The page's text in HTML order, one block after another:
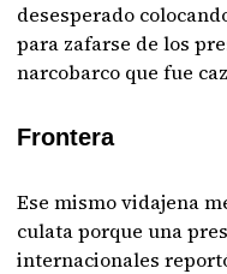
desesperado
para zafarse de los
narcobarco que fue
Frontera
Ese mismo vidajena
culata porque una
internacionales